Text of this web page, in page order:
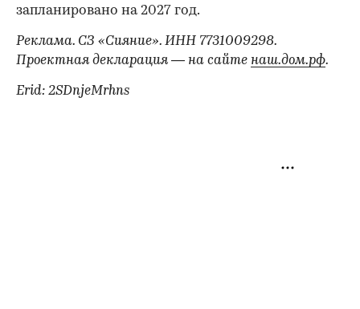
запланировано на 2027 год.
Реклама. СЗ «Сияние». ИНН 7731009298.
Проектная декларация — на сайте наш.дом.рф.
Erid: 2SDnjeMrhns